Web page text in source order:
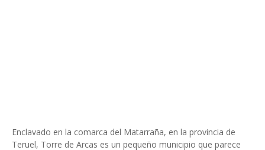
Enclavado en la comarca del Matarraña, en la provincia de
Teruel, Torre de Arcas es un pequeño municipio que parece